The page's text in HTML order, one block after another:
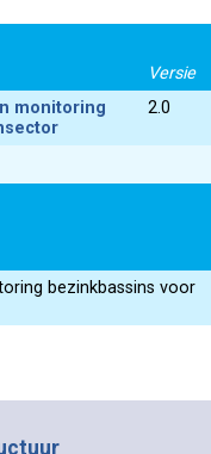
Versie
monitoring
2.0
bezinkbassins voor